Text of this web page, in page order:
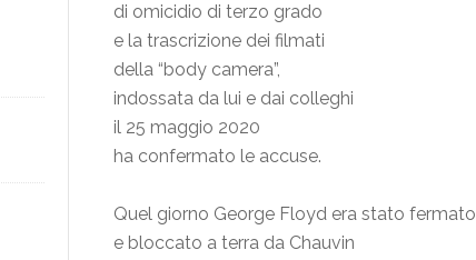
di omicidio di terzo grado
e la trascrizione dei filmati
della “body camera”,
indossata da lui e dai colleghi
il 25 maggio 2020
ha confermato le accuse.
Quel giorno George Floyd era stato fermato
e bloccato a terra da Chauvin